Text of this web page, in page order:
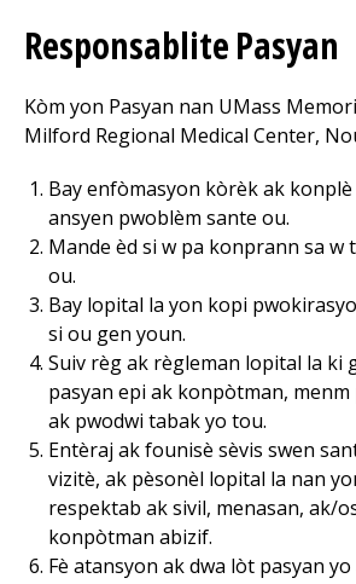
Responsablite Pasyan
Kòm yon Pasyan nan UMass
Milford Regional Medical Center,
Bay enfòmasyon kòrèk ak
ansyen pwoblèm sante ou.
Mande èd si w pa konprann sa w
ou.
Bay lopital la yon kopi
si ou gen youn.
Suiv règ ak règleman lopital la ki
pasyan epi ak konpòtman,
ak pwodwi tabak yo tou.
Entèraj ak founisè sèvis swen
vizitè, ak pèsonèl lopital la nan
respektab ak sivil, menasan, ak/
konpòtman abizif.
Fè atansyon ak dwa lòt pasyan